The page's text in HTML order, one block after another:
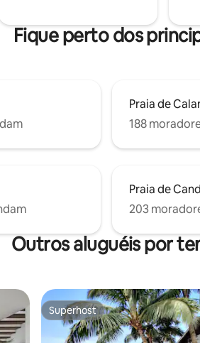
privativa e terraço com vista
colina, no norte de Goa!
Fique perto dos
Praia de
188
Praia de
203
Outros aluguéis por
Superhost
Superhost